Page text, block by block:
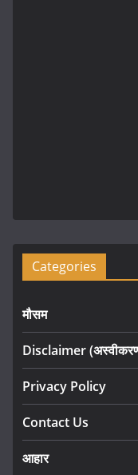
Categories
मौसम
Disclaimer
Privacy Policy
Contact Us
आहार